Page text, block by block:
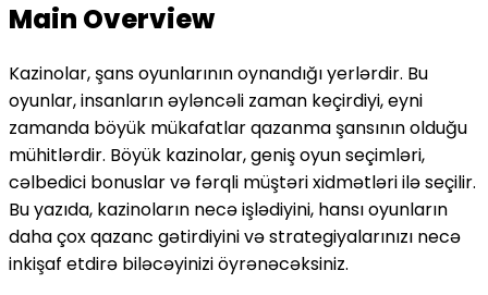
Main Overview
Kazinolar, şans oyunlarının oynandığı yerlərdir. Bu
oyunlar, insanların əyləncəli zaman keçirdiyi, eyni
zamanda böyük mükafatlar qazanma şansının olduğu
mühitlərdir. Böyük kazinolar, geniş oyun seçimləri,
cəlbedici bonuslar və fərqli müştəri xidmətləri ilə seçilir.
Bu yazıda, kazinoların necə işlədiyini, hansı oyunların
daha çox qazanc gətirdiyini və strategiyalarınızı necə
inkişaf etdirə biləcəyinizi öyrənəcəksiniz.